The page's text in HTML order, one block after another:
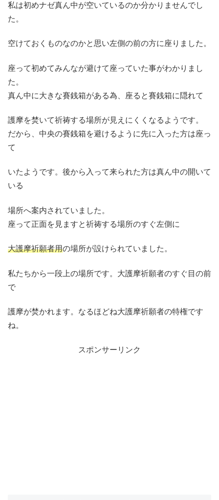
私は初めナゼ真ん中が空いているのか分かりませんでし
た。
空けておくものなのかと思い左側の前の方に座りました。
座って初めてみんなが避けて座っていた事がわかりまし
た。
真ん中に大きな賽銭箱がある為、座ると賽銭箱に隠れて
護摩を焚いて祈祷する場所が見えにくくなるようです。
だから、中央の賽銭箱を避けるように先に入った方は座っ
て
いたようです。後から入って来られた方は真ん中の開いて
いる
場所へ案内されていました。
座って正面を見ますと祈祷する場所のすぐ左側に
大護摩祈願者用の場所が設けられていました。
私たちから一段上の場所です。大護摩祈願者のすぐ目の前
で
護摩が焚かれます。なるほどね大護摩祈願者の特権です
ね。
スポンサーリンク